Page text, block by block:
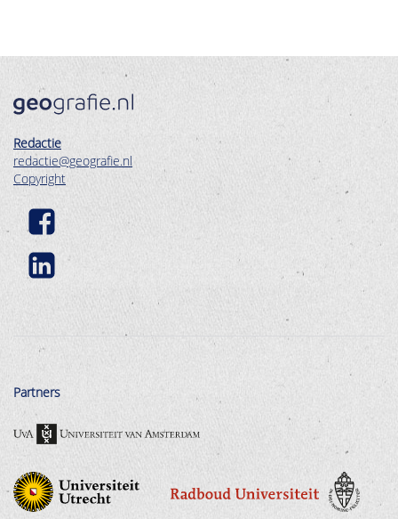
Redactie
redactie@geografie.nl
Copyright
Partners